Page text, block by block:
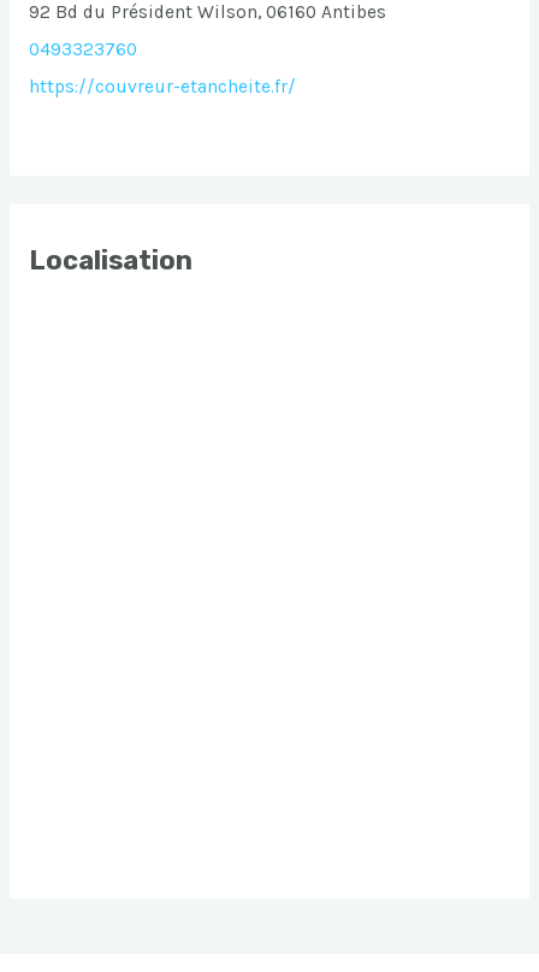
92 Bd du Président Wilson, 06160 Antibes
0493323760
https://couvreur-etancheite.fr/
Localisation